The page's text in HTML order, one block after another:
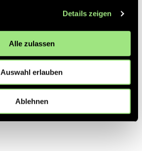
Details zeigen
Alle zulassen
Auswahl erlauben
Ablehnen